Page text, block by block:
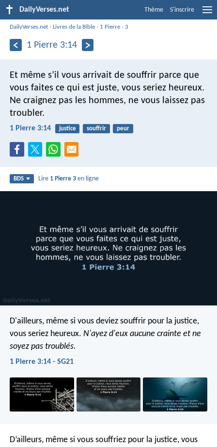
DailyVerses.net Thème S'inscrire
DailyVerses.net ›Livres de la Bible › 1 Pierre ›3
1 Pierre 3:14
Et même s’il vous arrivait de souffrir parce que
vous faites ce qui est juste, vous seriez heureux.
Ne craignez pas les hommes, ne vous laissez pas
troubler.
1 Pierre 3:14 justice souffrir peur
BDS Lire 1 Pierre 3 en ligne
D'ailleurs, même si vous deviez souffrir pour la justice,
vous seriez heureux. N'ayez d'eux aucune crainte et ne
soyez pas troublés.
1 Pierre 3:14 - SG21
D’ailleurs, même si vous souffriez pour la justice, vous